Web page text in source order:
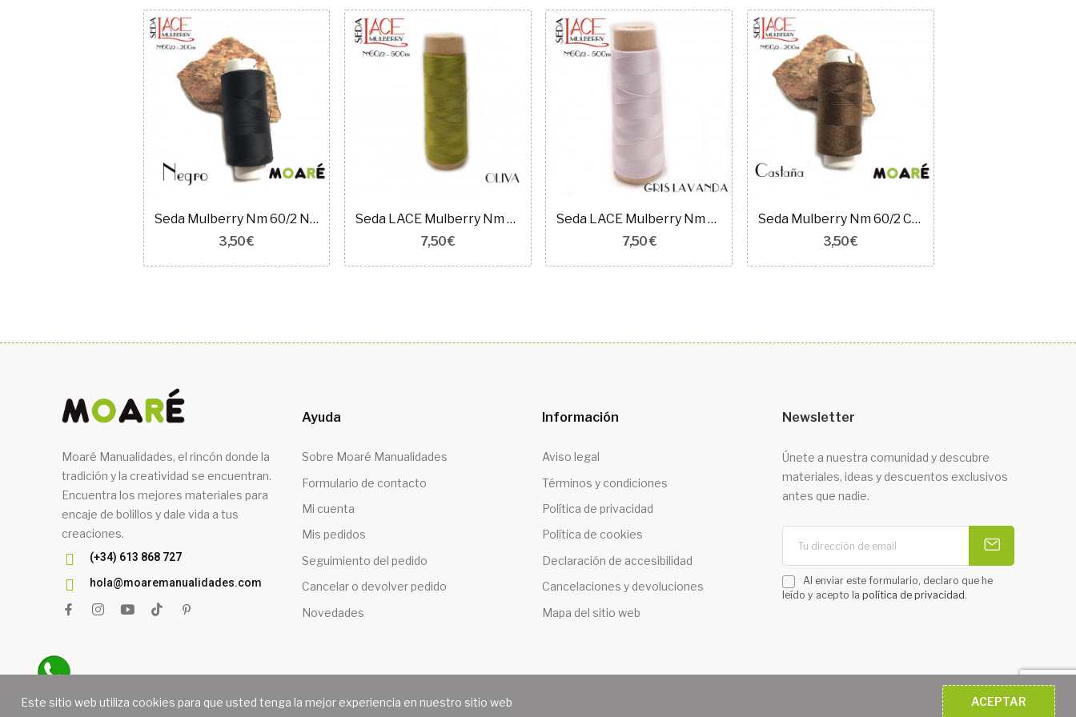
Seda Mulberry Nm 60/2 NEGRO 200m
3,50 €
Seda LACE Mulberry Nm 60/2 OLIVA
7,50 €
Seda LACE Mulberry Nm 60/2 GRIS LAVANDA
7,50 €
Seda Mulberry Nm 60/2 CASTAÑA 200m
3,50 €
Moaré Manualidades, el rincón donde la
tradición y la creatividad se encuentran.
Encuentra los mejores materiales para
encaje de bolillos y dale vida a tus
creaciones.
(+34) 613 868 727
hola@moaremanualidades.com
Ayuda
Sobre Moaré Manualidades
Formulario de contacto
Mi cuenta
Mis pedidos
Seguimiento del pedido
Cancelar o devolver pedido
Novedades
Información
Aviso legal
Términos y condiciones
Política de privacidad
Política de cookies
Declaración de accesibilidad
Cancelaciones y devoluciones
Mapa del sitio web
Newsletter
Únete a nuestra comunidad y descubre
materiales, ideas y descuentos exclusivos
antes que nadie.
Al enviar este formulario, declaro que he
leído y acepto la política de privacidad .
Copyright 2026 © MOARÉ MANUALIDADES. Todos los derechos reservados. | Diseño web
¿Necesitas Ayuda?
Este sitio web utiliza cookies para que usted tenga la mejor experiencia en nuestro sitio web ACEPTAR